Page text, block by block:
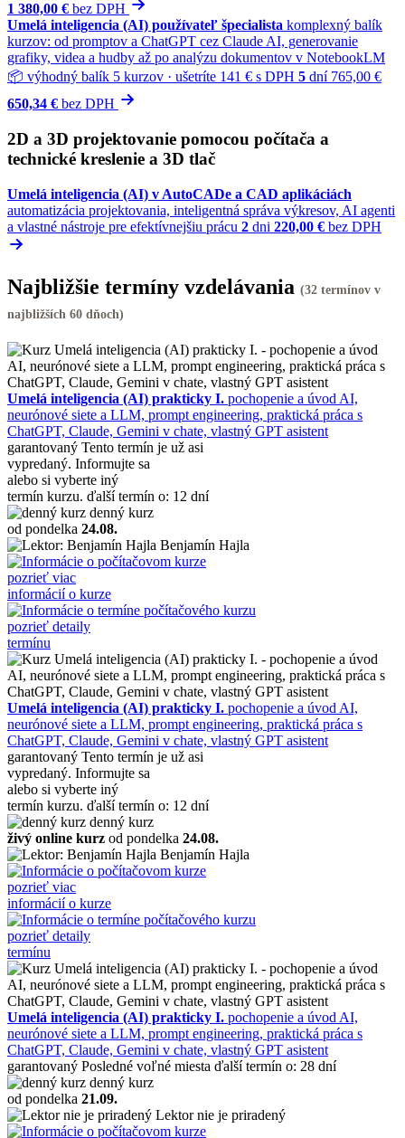
1 380,00 € bez DPH
Umelá inteligencia (AI) používateľ špecialista komplexný balík
kurzov: od promptov a ChatGPT cez Claude AI, generovanie
grafiky, videa a hudby až po analýzu dokumentov v NotebookLM
📦 výhodný balík 5 kurzov · ušetríte 141 € s DPH 5 dní 765,00 €
650,34 € bez DPH
2D a 3D projektovanie pomocou počítača a
technické kreslenie a 3D tlač
Umelá inteligencia (AI) v AutoCADe a CAD aplikáciách
automatizácia projektovania, inteligentná správa výkresov, AI agenti
a vlastné nástroje pre efektívnejšiu prácu 2 dni 220,00 € bez DPH
Najbližšie termíny vzdelávania (32 termínov v
najbližších 60 dňoch)
Umelá inteligencia (AI) prakticky I. pochopenie a úvod AI,
neurónové siete a LLM, prompt engineering, praktická práca s
ChatGPT, Claude, Gemini v chate, vlastný GPT asistent
garantovaný Tento termín je už asi
vypredaný. Informujte sa
alebo si vyberte iný
termín kurzu. ďalší termín o: 12 dní
denný kurz
od pondelka 24.08.
Benjamín Hajla
pozrieť viac
informácií o kurze
pozrieť detaily
termínu
Umelá inteligencia (AI) prakticky I. pochopenie a úvod AI,
neurónové siete a LLM, prompt engineering, praktická práca s
ChatGPT, Claude, Gemini v chate, vlastný GPT asistent
garantovaný Tento termín je už asi
vypredaný. Informujte sa
alebo si vyberte iný
termín kurzu. ďalší termín o: 12 dní
denný kurz
živý online kurz od pondelka 24.08.
Benjamín Hajla
pozrieť viac
informácií o kurze
pozrieť detaily
termínu
Umelá inteligencia (AI) prakticky I. pochopenie a úvod AI,
neurónové siete a LLM, prompt engineering, praktická práca s
ChatGPT, Claude, Gemini v chate, vlastný GPT asistent
garantovaný Posledné voľné miesta ďalší termín o: 28 dní
denný kurz
od pondelka 21.09.
Lektor nie je priradený